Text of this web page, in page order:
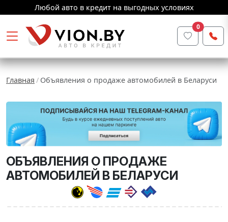
Любой авто в кредит на выгодных условиях
0
Главная Объявления о продаже автомобилей в Беларуси
ОБЪЯВЛЕНИЯ О ПРОДАЖЕ
АВТОМОБИЛЕЙ В БЕЛАРУСИ